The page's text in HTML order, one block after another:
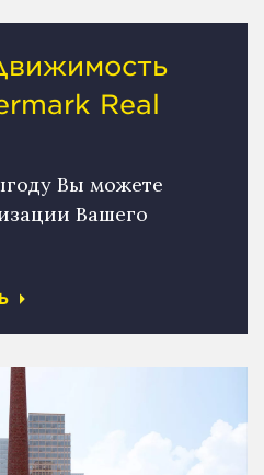
Real
Вы можете
Вашего